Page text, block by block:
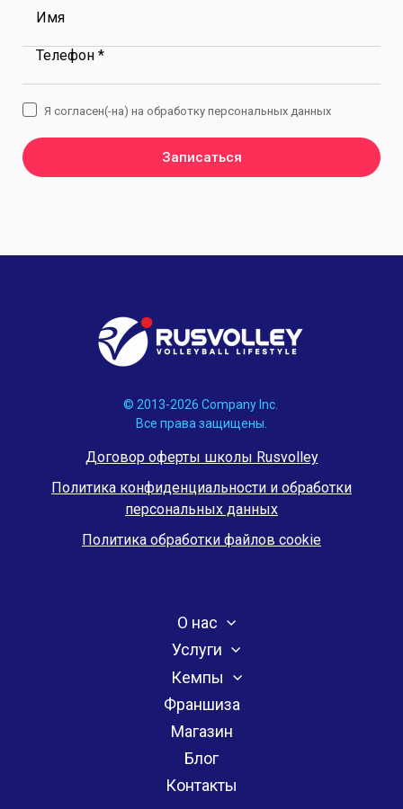
Имя
Телефон *
Записаться
Я согласен(-на) на обработку персональных данных
© 2013-2026 Company Inc.
Все права защищены.
Договор оферты школы Rusvolley
Политика конфиденциальности и обработки
персональных данных
Политика обработки файлов cookie
О нас
Услуги
Кемпы
Франшиза
Магазин
Блог
Контакты